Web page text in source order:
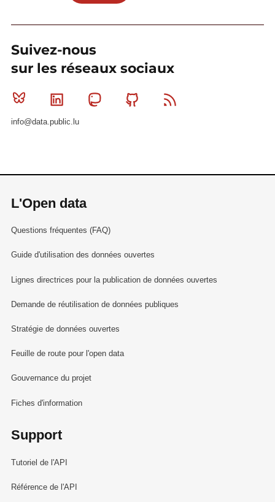
Suivez-nous
sur les réseaux sociaux
Bluesky Linkedin MastodonGithub
info@data.public.lu
L'Open data
Questions fréquentes (FAQ)
Guide d'utilisation des données ouvertes
Lignes directrices pour la publication de données ouvertes
Demande de réutilisation de données publiques
Stratégie de données ouvertes
Feuille de route pour l'open data
Gouvernance du projet
Fiches d'information
Support
Tutoriel de l'API
Référence de l'API